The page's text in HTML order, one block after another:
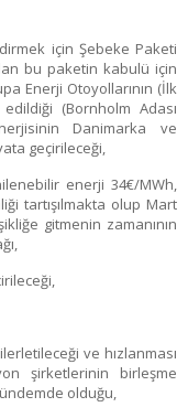
için Şebeke Paketi
bu paketin kabulü için
Enerji Otoyollarının (İlk
(Bornholm Adası
Danimarka ve
geçirileceği,
enerji 34€/MWh,
tartışılmakta olup Mart
gitmenin zamanının
ve hızlanması
şirketlerinin birleşme
olduğu,